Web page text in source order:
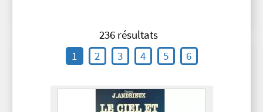
236 résultats
1
2 3 4 5 6